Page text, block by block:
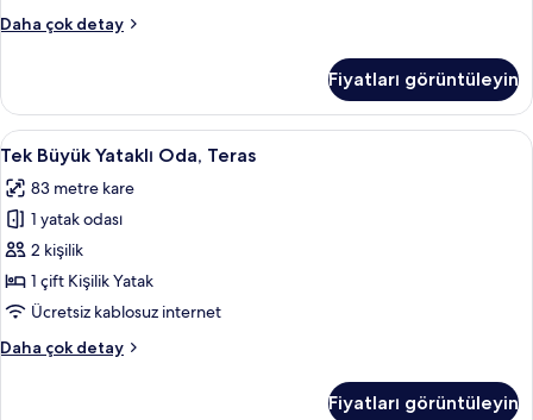
görün
Daha çok detay
Deluxe
Oda
hakkında
daha
detay
Fiyatları görüntüleyin
Tek
Büyük
Yataklı
Oda,
Teras
için
tüm
görün
Tek Büyük Yataklı Oda, Teras |
4
Tek Büyük Yataklı Oda, Teras
83 metre kare
1 yatak odası
2 kişilik
1 çift Kişilik Yatak
Ücretsiz kablosuz internet
Daha çok detay
Tek
Fiyatları görüntüleyin